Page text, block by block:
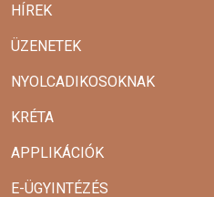
HÍREK
ÜZENETEK
NYOLCADIKOSOKNAK
KRÉTA
APPLIKÁCIÓK
E-ÜGYINTÉZÉS